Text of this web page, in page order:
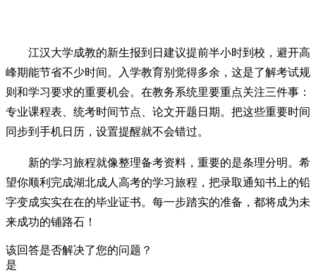
江汉大学成教的新生报到日建议提前半小时到校，避开高
峰期能节省不少时间。入学教育别觉得多余，这是了解考试规
则和学习要求的重要机会。在教务系统里要重点关注三件事：
专业课程表、统考时间节点、论文开题日期。把这些重要时间
同步到手机日历，设置提醒就不会错过。
新的学习旅程就像整理备考资料，重要的是条理分明。希
望你顺利完成湖北成人高考的学习旅程，把录取通知书上的铅
字变成实实在在的毕业证书。每一步踏实的准备，都将成为未
来成功的铺路石！
该回答是否解决了您的问题？
是